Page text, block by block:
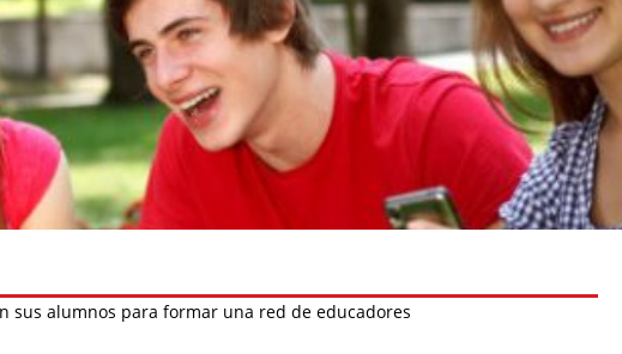
sus alumnos para formar una red de educadores